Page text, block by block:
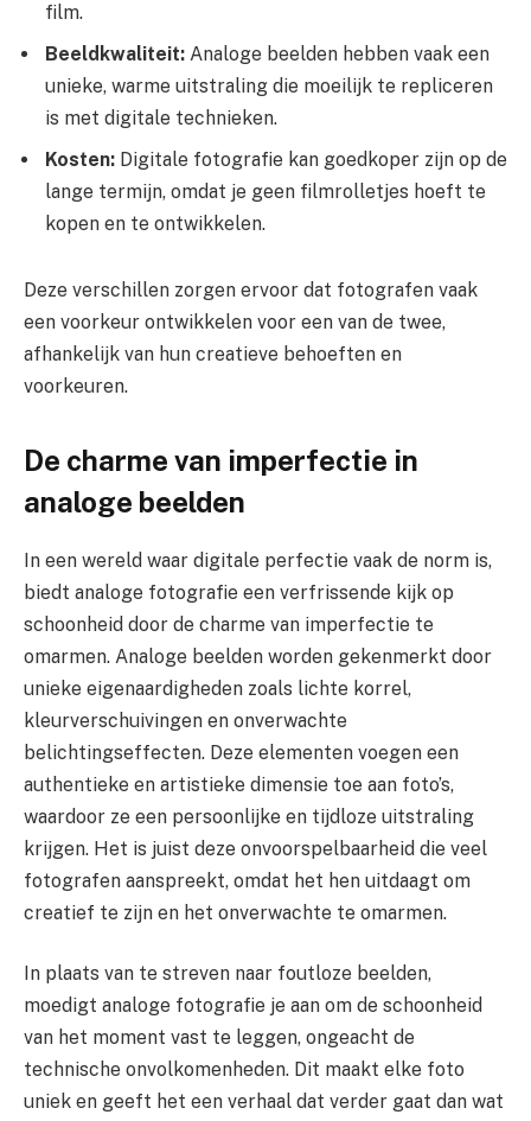
film.
Beeldkwaliteit: Analoge beelden hebben vaak een
unieke, warme uitstraling die moeilijk te repliceren
is met digitale technieken.
Kosten: Digitale fotografie kan goedkoper zijn op de
lange termijn, omdat je geen filmrolletjes hoeft te
kopen en te ontwikkelen.
Deze verschillen zorgen ervoor dat fotografen vaak
een voorkeur ontwikkelen voor een van de twee,
afhankelijk van hun creatieve behoeften en
voorkeuren.
De charme van imperfectie in
analoge beelden
In een wereld waar digitale perfectie vaak de norm is,
biedt analoge fotografie een verfrissende kijk op
schoonheid door de charme van imperfectie te
omarmen. Analoge beelden worden gekenmerkt door
unieke eigenaardigheden zoals lichte korrel,
kleurverschuivingen en onverwachte
belichtingseffecten. Deze elementen voegen een
authentieke en artistieke dimensie toe aan foto’s,
waardoor ze een persoonlijke en tijdloze uitstraling
krijgen. Het is juist deze onvoorspelbaarheid die veel
fotografen aanspreekt, omdat het hen uitdaagt om
creatief te zijn en het onverwachte te omarmen.
In plaats van te streven naar foutloze beelden,
moedigt analoge fotografie je aan om de schoonheid
van het moment vast te leggen, ongeacht de
technische onvolkomenheden. Dit maakt elke foto
uniek en geeft het een verhaal dat verder gaat dan wat